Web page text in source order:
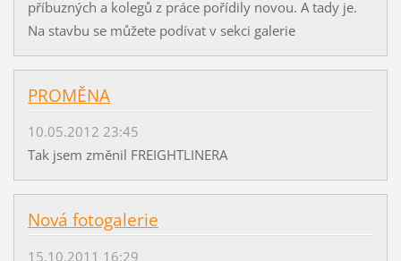
příbuzných a kolegů z práce pořídily novou. A tady je.
Na stavbu se můžete podívat v sekci galerie
PROMĚNA
10.05.2012 23:45
Tak jsem změnil FREIGHTLINERA
Nová fotogalerie
15.10.2011 16:29